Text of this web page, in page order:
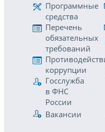
Программные
средства
Перечень
обязательных
требований
коррупции
Госслужба
в ФНС
России
Вакансии